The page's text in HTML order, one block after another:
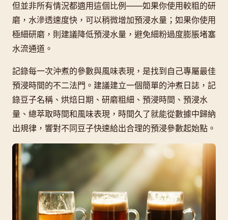
但並非所有情況都適用這個比例——如果你使用較粗的研
磨，水滲透速度快，可以稍微增加預浸水量；如果你使用
極細研磨，則建議降低預浸水量，避免細粉過度膨脹堵塞
水流通道。
記錄每一次沖煮的參數與風味表現，是找到自己專屬最佳
預浸時間的不二法門。建議建立一個簡單的沖煮日誌，記
錄豆子名稱、烘焙日期、研磨粗細、預浸時間、預浸水
量、總萃取時間和風味表現，時間久了就能從數據中歸納
出規律，響對不同豆子快速給出合理的預浸參數起始點。